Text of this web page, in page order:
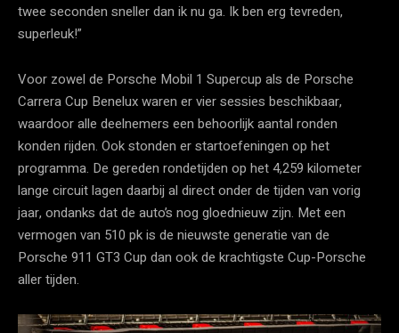
twee seconden sneller dan ik nu ga. Ik ben erg tevreden,
superleuk!”
Voor zowel de Porsche Mobil 1 Supercup als de Porsche
Carrera Cup Benelux waren er vier sessies beschikbaar,
waardoor alle deelnemers een behoorlijk aantal ronden
konden rijden. Ook stonden er startoefeningen op het
programma. De gereden rondetijden op het 4,259 kilometer
lange circuit lagen daarbij al direct onder de tijden van vorig
jaar, ondanks dat de auto’s nog gloednieuw zijn. Met een
vermogen van 510 pk is de nieuwste generatie van de
Porsche 911 GT3 Cup dan ook de krachtigste Cup-Porsche
aller tijden.